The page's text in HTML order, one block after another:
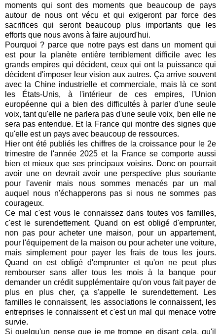
moments qui sont des moments que beaucoup de pays
autour de nous ont vécu et qui exigeront par force des
sacrifices qui seront beaucoup plus importants que les
efforts que nous avons à faire aujourd'hui.
Pourquoi ? parce que notre pays est dans un moment qui
est pour la planète entière terriblement difficile avec les
grands empires qui décident, ceux qui ont la puissance qui
décident d'imposer leur vision aux autres. Ça arrive souvent
avec la Chine industrielle et commerciale, mais là ce sont
les États-Unis, à l'intérieur de ces empires, l'Union
européenne qui a bien des difficultés à parler d'une seule
voix, tant qu'elle ne parlera pas d'une seule voix, ben elle ne
sera pas entendue. Et la France qui montre des signes que
qu'elle est un pays avec beaucoup de ressources.
Hier ont été publiés les chiffres de la croissance pour le 2e
trimestre de l'année 2025 et la France se comporte aussi
bien et mieux que ses principaux voisins. Donc on pourrait
avoir une on devrait avoir une perspective plus souriante
pour l'avenir mais nous sommes menacés par un mal
auquel nous n'échapperons pas si nous ne sommes pas
courageux.
Ce mal c'est vous le connaissez dans toutes vos familles,
c'est le surendettement. Quand on est obligé d'emprunter,
non pas pour acheter une maison, pour un appartement,
pour l'équipement de la maison ou pour acheter une voiture,
mais simplement pour payer les frais de tous les jours.
Quand on est obligé d'emprunter et qu'on ne peut plus
rembourser sans aller tous les mois à la banque pour
demander un crédit supplémentaire qu'on vous fait payer de
plus en plus cher, ça s'appelle le surendettement. Les
familles le connaissent, les associations le connaissent, les
entreprises le connaissent et c'est un mal qui menace votre
survie.
Si quelqu'un pense que je me trompe en disant cela, qu'il